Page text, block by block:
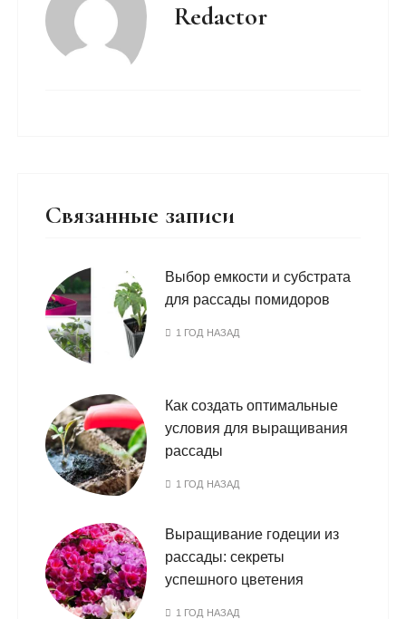
Redactor
Связанные записи
Выбор емкости и субстрата
для рассады помидоров
1 ГОД НАЗАД
Как создать оптимальные
условия для выращивания
рассады
1 ГОД НАЗАД
Выращивание годеции из
рассады: секреты
успешного цветения
1 ГОД НАЗАД